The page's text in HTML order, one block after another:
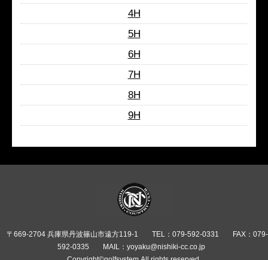
4H
5H
6H
7H
8H
9H
〒669-2704 兵庫県丹波篠山市遠方119-1 TEL：079-592-0331
FAX：079-
592-0335
MAIL：yoyaku@nishiki-cc.co.jp